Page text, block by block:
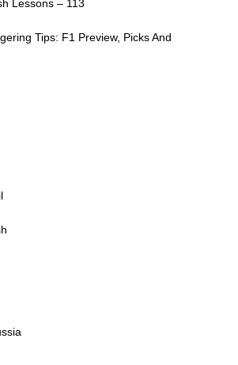
Lessons – 113
Tips: F1 Preview, Picks And